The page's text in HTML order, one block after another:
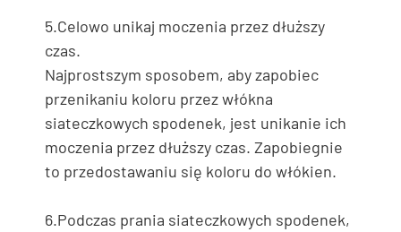
5.Celowo unikaj moczenia przez dłuższy
czas.
Najprostszym sposobem, aby zapobiec
przenikaniu koloru przez włókna
siateczkowych spodenek, jest unikanie ich
moczenia przez dłuższy czas. Zapobiegnie
to przedostawaniu się koloru do włókien.
6.Podczas prania siateczkowych spodenek,